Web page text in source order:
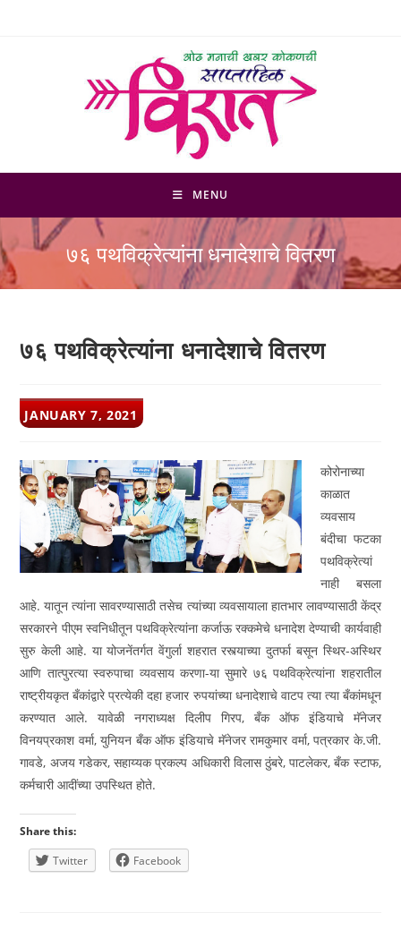
MENU
७६ पथविक्रेत्यांना धनादेशाचे वितरण
७६ पथविक्रेत्यांना धनादेशाचे वितरण
POST
PUBLISHED:
JANUARY 7, 2021
कोरोनाच्या
काळात
व्यवसाय
बंदीचा फटका
पथविक्रेत्यां
नाही बसला
आहे. यातून त्यांना सावरण्यासाठी तसेच त्यांच्या व्यवसायाला हातभार लावण्यासाठी केंद्र
सरकारने पीएम स्वनिधीतून पथविक्रेत्यांना कर्जाऊ रक्कमेचे धनादेश देण्याची कार्यवाही
सुरु केली आहे. या योजनेंतर्गत वेंगुर्ला शहरात रस्त्याच्या दुतर्फा बसून स्थिर-अस्थिर
आणि तात्पुरत्या स्वरुपाचा व्यवसाय करणा-या सुमारे ७६ पथविक्रेत्यांना शहरातील
राष्ट्रीयकृत बँकांद्वारे प्रत्येकी दहा हजार रुपयांच्या धनादेशाचे वाटप त्या त्या बँकांमधून
करण्यात आले. यावेळी नगराध्यक्ष दिलीप गिरप, बँक ऑफ इंडियाचे मॅनेजर
विनयप्रकाश वर्मा, युनियन बँक ऑफ इंडियाचे मॅनेजर रामकुमार वर्मा, पत्रकार के.जी.
गावडे, अजय गडेकर, सहाय्यक प्रकल्प अधिकारी विलास ठुंबरे, पाटलेकर, बँक स्टाफ,
कर्मचारी आदींच्या उपस्थित होते.
Share this:
Twitter
Facebook